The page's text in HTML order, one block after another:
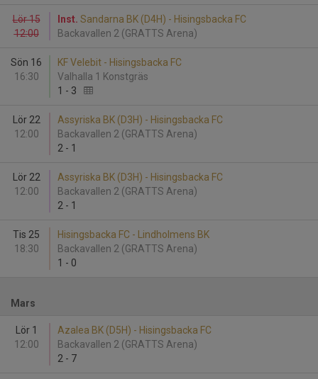
Lör 15
12:00
Inst. Sandarna BK (D4H) - Hisingsbacka FC
Backavallen 2 (GRATTS Arena)
Sön 16
16:30
KF Velebit - Hisingsbacka FC
Valhalla 1 Konstgräs
1 - 3
Lör 22
12:00
Assyriska BK (D3H) - Hisingsbacka FC
Backavallen 2 (GRATTS Arena)
2 - 1
Lör 22
12:00
Assyriska BK (D3H) - Hisingsbacka FC
Backavallen 2 (GRATTS Arena)
2 - 1
Tis 25
18:30
Hisingsbacka FC - Lindholmens BK
Backavallen 2 (GRATTS Arena)
1 - 0
Mars
Lör 1
12:00
Azalea BK (D5H) - Hisingsbacka FC
Backavallen 2 (GRATTS Arena)
2 - 7